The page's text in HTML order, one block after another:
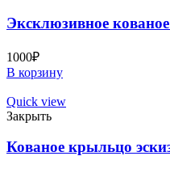
Эксклюзивное
1000₽
В корзину
Quick view
Закрыть
Кованое крыльцо